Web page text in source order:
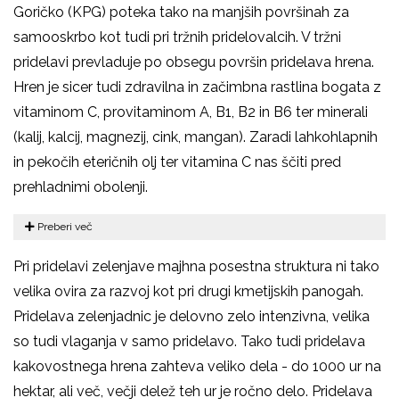
Goričko (KPG) poteka tako na manjših površinah za
samooskrbo kot tudi pri tržnih pridelovalcih. V tržni
pridelavi prevladuje po obsegu površin pridelava hrena.
Hren je sicer tudi zdravilna in začimbna rastlina bogata z
vitaminom C, provitaminom A, B1, B2 in B6 ter minerali
(kalij, kalcij, magnezij, cink, mangan). Zaradi lahkohlapnih
in pekočih eteričnih olj ter vitamina C nas ščiti pred
prehladnimi obolenji.
Preberi več
Pri pridelavi zelenjave majhna posestna struktura ni tako
velika ovira za razvoj kot pri drugi kmetijskih panogah.
Pridelava zelenjadnic je delovno zelo intenzivna, velika
so tudi vlaganja v samo pridelavo. Tako tudi pridelava
kakovostnega hrena zahteva veliko dela - do 1000 ur na
hektar, ali več, večji delež teh ur je ročno delo. Pridelava